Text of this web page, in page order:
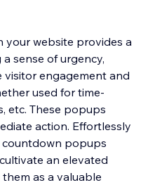
website provides a
sense of urgency,
engagement and
used for time-
etc. These popups
action. Effortlessly
popups
an elevated
as a valuable